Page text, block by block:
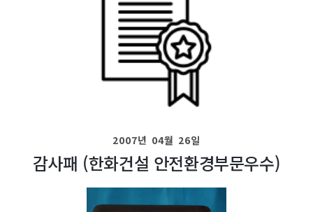
2007년 04월 26일
감사패 (한화건설 안전환경부문우수)